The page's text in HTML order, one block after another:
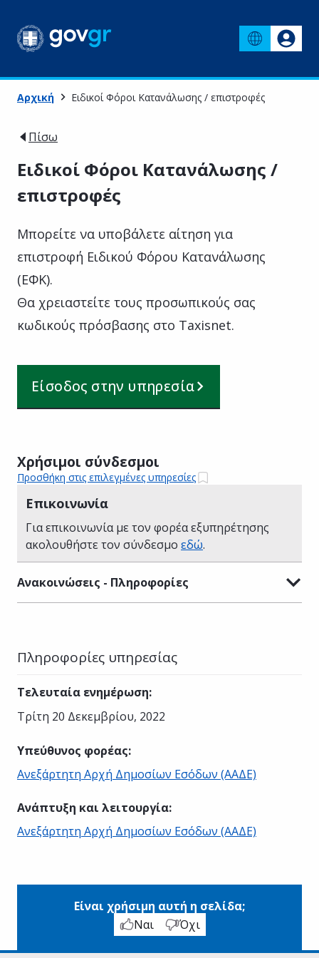
Αρχική Ειδικοί Φόροι Κατανάλωσης / επιστροφές
Πίσω
Ειδικοί Φόροι Κατανάλωσης /
επιστροφές
Μπορείτε να υποβάλετε αίτηση για
επιστροφή Ειδικού Φόρου Κατανάλωσης
(ΕΦΚ).
Θα χρειαστείτε τους προσωπικούς σας
κωδικούς πρόσβασης στο Taxisnet.
Είσοδος στην υπηρεσία
Χρήσιμοι σύνδεσμοι
Προσθήκη στις επιλεγμένες υπηρεσίες
Επικοινωνία
Για επικοινωνία με τον φορέα εξυπηρέτησης
ακολουθήστε τον σύνδεσμο εδώ.
Ανακοινώσεις - Πληροφορίες
Πληροφορίες υπηρεσίας
Τελευταία ενημέρωση:
Τρίτη 20 Δεκεμβρίου, 2022
Υπεύθυνος φορέας:
Ανεξάρτητη Αρχή Δημοσίων Εσόδων (ΑΑΔΕ)
Ανάπτυξη και λειτουργία:
Ανεξάρτητη Αρχή Δημοσίων Εσόδων (ΑΑΔΕ)
Είναι χρήσιμη αυτή η σελίδα;
Ναι
Όχι